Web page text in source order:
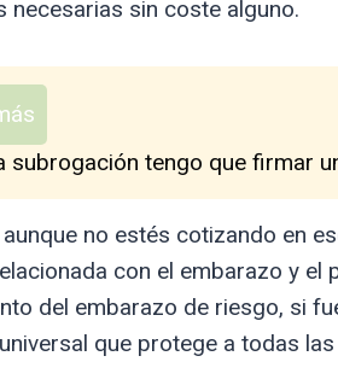
necesarias sin coste alguno.
subrogación tengo que firmar
no estés cotizando en
con el embarazo y
del embarazo de riesgo, si
que protege a todas